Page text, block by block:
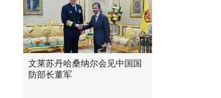
文莱苏丹哈桑纳尔会见中国国
防部长董军